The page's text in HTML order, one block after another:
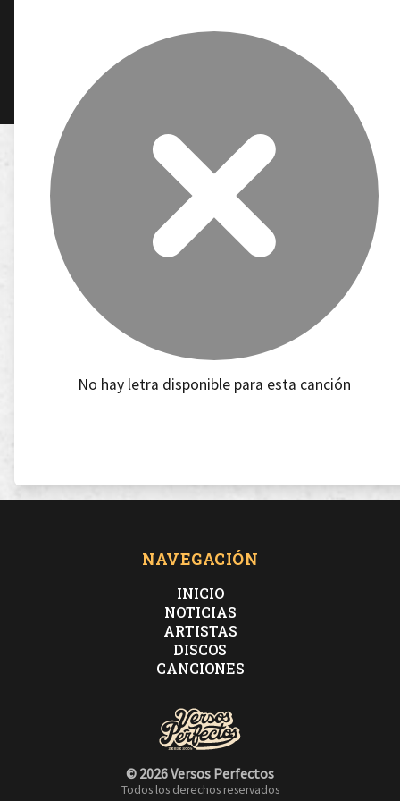
No hay letra disponible para esta canción
NAVEGACIÓN
INICIO
NOTICIAS
ARTISTAS
DISCOS
CANCIONES
© 2026 Versos Perfectos
Todos los derechos reservados